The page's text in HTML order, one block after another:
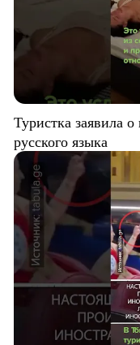
Туристка заявила
русского языка